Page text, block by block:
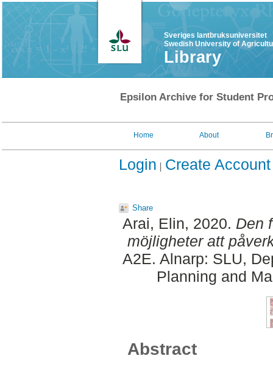
Sveriges lantbruksuniversitet
Swedish University of
Library
Epsilon Archive for Student
Home About
Login Create Account
Share
Arai, Elin, 2020. Den
möjligheter att
A2E. Alnarp: SLU,
Planning and
Abstract